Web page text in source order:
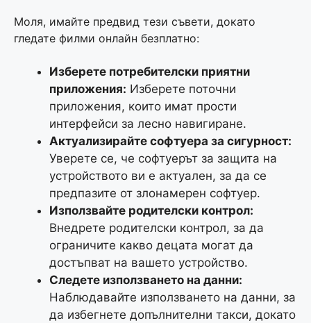
Моля, имайте предвид тези съвети, докато
гледате филми онлайн безплатно:
Изберете потребителски приятни
приложения: Изберете поточни
приложения, които имат прости
интерфейси за лесно навигиране.
Актуализирайте софтуера за сигурност:
Уверете се, че софтуерът за защита на
устройството ви е актуален, за да се
предпазите от злонамерен софтуер.
Използвайте родителски контрол:
Внедрете родителски контрол, за да
ограничите какво децата могат да
достъпват на вашето устройство.
Следете използването на данни:
Наблюдавайте използването на данни, за
да избегнете допълнителни такси, докато